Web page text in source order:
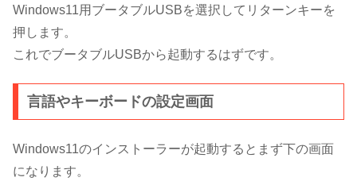
Windows11用ブータブルUSBを選択してリターンキーを
押します。
これでブータブルUSBから起動するはずです。
言語やキーボードの設定画面
Windows11のインストーラーが起動するとまず下の画面
になります。